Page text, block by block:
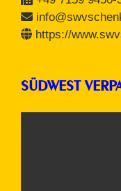
https://
SÜDWEST